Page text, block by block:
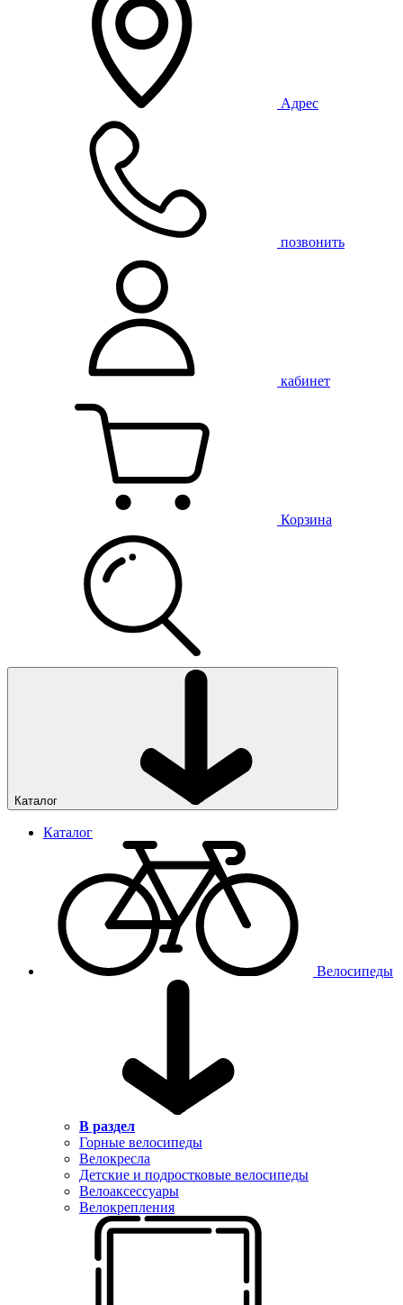
Адрес
позвонить
кабинет
Корзина
Каталог
Каталог
Велосипеды
В раздел
Горные велосипеды
Велокресла
Детские и подростковые велосипеды
Велоаксессуары
Велокрепления